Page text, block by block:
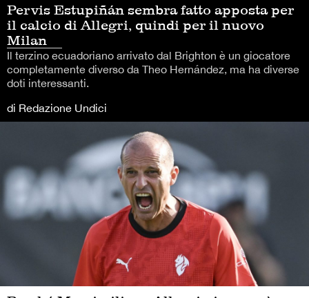
Pervis Estupiñán sembra fatto apposta per
il calcio di Allegri, quindi per il nuovo
Milan
Il terzino ecuadoriano arrivato dal Brighton è un giocatore
completamente diverso da Theo Hernández, ma ha diverse
doti interessanti.
di Redazione Undici